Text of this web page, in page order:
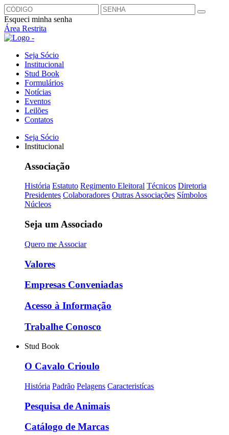
Esqueci minha senha
Área Restrita
Seja Sócio
Institucional
Stud Book
Formulários
Notícias
Eventos
Leilões
Contatos
Seja Sócio
Institucional
Associação
História Estatuto Regimento Eleitoral Técnicos Diretoria
Presidentes Colaboradores Outras Associações Símbolos
Núcleos
Seja um Associado
Quero me Associar
Valores
Empresas Conveniadas
Acesso à Informação
Trabalhe Conosco
Stud Book
O Cavalo Crioulo
História Padrão Pelagens Caracteristícas
Pesquisa de Animais
Catálogo de Marcas